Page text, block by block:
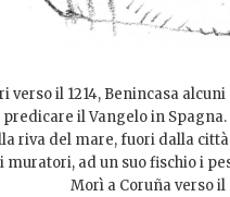
il 1214, Benincasa
il Vangelo in
riva del mare, fuori dalla
ad un suo fischio i
Morì a Coruña verso il